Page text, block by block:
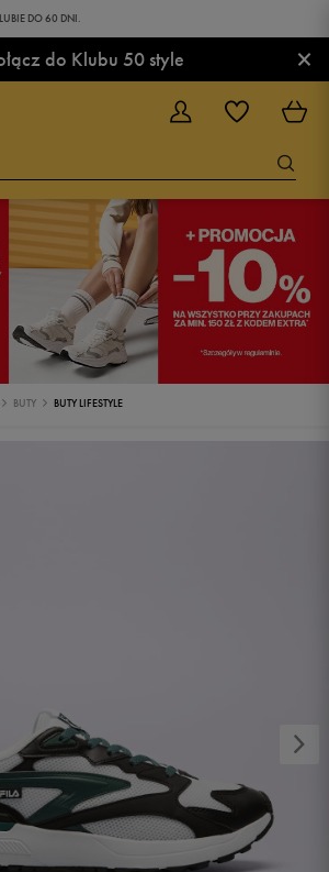
DO 60 DNI.
do Klubu 50 style ×
BUTY BUTY LIFESTYLE